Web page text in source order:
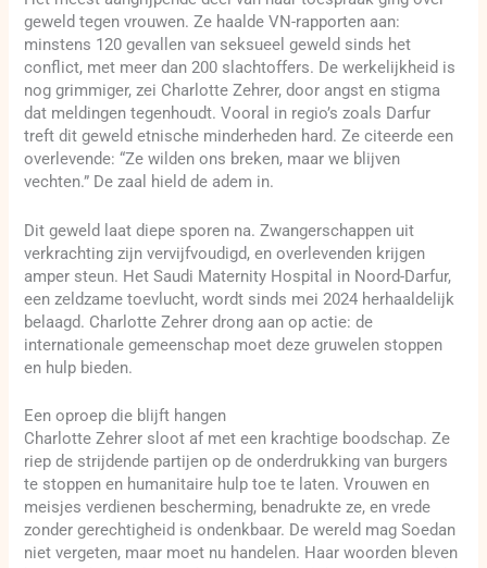
geweld tegen vrouwen. Ze haalde VN-rapporten aan:
minstens 120 gevallen van seksueel geweld sinds het
conflict, met meer dan 200 slachtoffers. De werkelijkheid is
nog grimmiger, zei Charlotte Zehrer, door angst en stigma
dat meldingen tegenhoudt. Vooral in regio’s zoals Darfur
treft dit geweld etnische minderheden hard. Ze citeerde een
overlevende: “Ze wilden ons breken, maar we blijven
vechten.” De zaal hield de adem in.
Dit geweld laat diepe sporen na. Zwangerschappen uit
verkrachting zijn vervijfvoudigd, en overlevenden krijgen
amper steun. Het Saudi Maternity Hospital in Noord-Darfur,
een zeldzame toevlucht, wordt sinds mei 2024 herhaaldelijk
belaagd. Charlotte Zehrer drong aan op actie: de
internationale gemeenschap moet deze gruwelen stoppen
en hulp bieden.
Een oproep die blijft hangen
Charlotte Zehrer sloot af met een krachtige boodschap. Ze
riep de strijdende partijen op de onderdrukking van burgers
te stoppen en humanitaire hulp toe te laten. Vrouwen en
meisjes verdienen bescherming, benadrukte ze, en vrede
zonder gerechtigheid is ondenkbaar. De wereld mag Soedan
niet vergeten, maar moet nu handelen. Haar woorden bleven